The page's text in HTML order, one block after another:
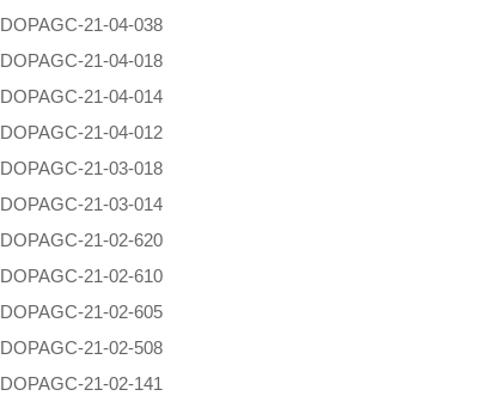
DOPAGC-21-04-038
DOPAGC-21-04-018
DOPAGC-21-04-014
DOPAGC-21-04-012
DOPAGC-21-03-018
DOPAGC-21-03-014
DOPAGC-21-02-620
DOPAGC-21-02-610
DOPAGC-21-02-605
DOPAGC-21-02-508
DOPAGC-21-02-141